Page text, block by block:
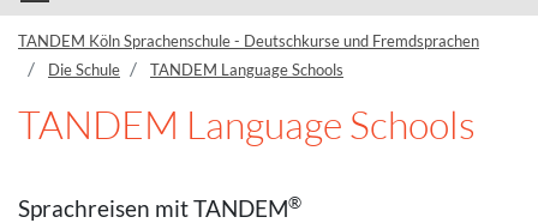
TANDEM Köln Sprachenschule - Deutschkurse und Fremdsprachen
Die Schule
TANDEM Language Schools
TANDEM Language Schools
Sprachreisen mit TANDEM®